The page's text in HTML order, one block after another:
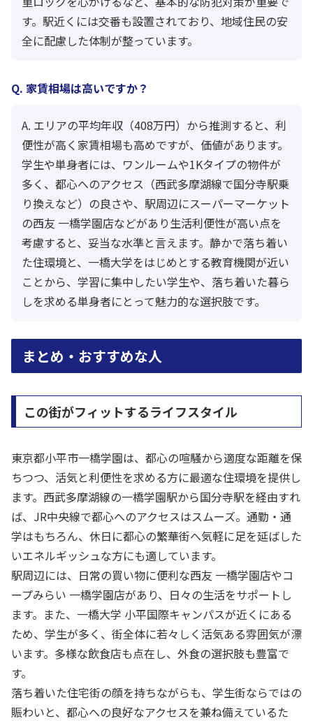
す。駅近くには交番も設置されており、地域住民の安
全に配慮した体制が整っています。
Q. 家賃相場は高いですか？
A. エリアの平均年収（408万円）から推測すると、利
便性が高く家賃相場も高めですが、価値があります。
学生や単身者には、ワンルームや1Kタイプの物件が
多く、都心へのアクセス（西武多摩湖線で国分寺駅乗
り換えなど）の良さや、駅周辺にスーパーマーケット
の西友 一橋学園店などがあり生活利便性が高い点を
考慮すると、妥当な水準と言えます。静かで落ち着い
た住環境と、一橋大学をはじめとする教育機関が近い
ことから、学習に集中したい学生や、落ち着いた暮ら
しを求める単身者にとって魅力的な選択肢です。
まとめ・おすすめな人
この街がフィットするライフスタイル
東京都小平市一橋学園は、都心の喧騒から適度な距離を保
ちつつ、活気と利便性を求める方に最適な住環境を提供し
ます。西武多摩湖線の一橋学園駅から国分寺駅を経由すれ
ば、JR中央線で都心へのアクセスはスムーズ。通勤・通
学はもちろん、休日に都心の繁華街へ気軽に足を延ばした
いエネルギッシュな方にも適しています。
駅周辺には、日常の買い物に便利な西友 一橋学園店やコ
ープみらい 一橋学園店があり、日々の生活をサポートし
ます。また、一橋大学 小平国際キャンパスが近くにある
ため、学生が多く、街全体に若々しく活気ある雰囲気が漂
います。多様な飲食店も点在し、外食の選択肢も豊富で
す。
落ち着いた住宅街の顔を持ちながらも、学生街ならではの
賑わいと、都心への良好なアクセスを兼ね備えているた